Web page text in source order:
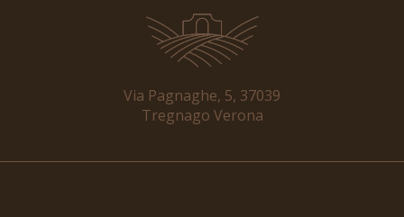
Via Pagnaghe, 5, 37039
Tregnago Verona